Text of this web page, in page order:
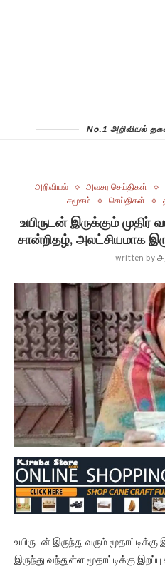
No.1 அறிவியல்
அறிவியல் அவசர செய்திகள்
சமூகம்
செய்திகள்
உயிருடன் இருக்கும்
சான்றிதழ், அலட்சியமாக
written by
உயிருடன் இருந்து வரும்
இருந்து வந்துள்ள மூதாட்டிக்கு